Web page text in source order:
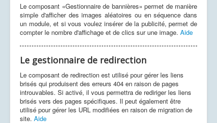
Le composant «Gestionnaire de bannières» permet de manière
simple d'afficher des images aléatoires ou en séquence dans
un module, et si vous voulez insérer de la publicité, permet de
compter le nombre d'affichage et de clics sur une image. Aide
Le gestionnaire de redirection
Le composant de redirection est utilisé pour gérer les liens
brisés qui produisent des erreurs 404 en raison de pages
introuvables. Si activé, il vous permettra de rediriger les liens
brisés vers des pages spécifiques. Il peut également être
utilisé pour gérer les URL modifiées en raison de migration de
site. Aide